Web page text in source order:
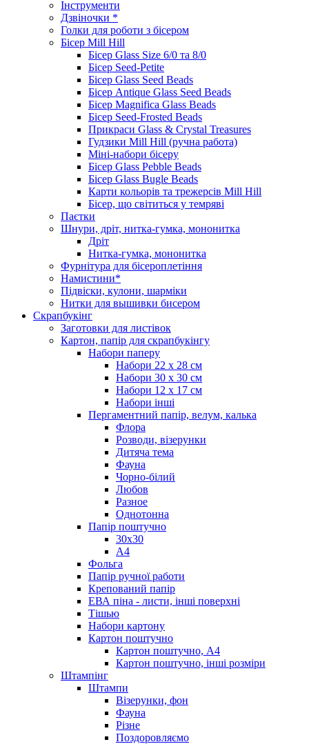
Інструменти
Дзвіночки *
Голки для роботи з бісером
Бісер Mill Hill
Бісер Glass Size 6/0 та 8/0
Бісер Seed-Petite
Бісер Glass Seed Beads
Бісер Antique Glass Seed Beads
Бісер Magnifica Glass Beads
Бісер Seed-Frosted Beads
Прикраси Glass & Crystal Treasures
Гудзики Mill Hill (ручна работа)
Міні-набори бісеру
Бісер Glass Pebble Beads
Бісер Glass Bugle Beads
Карти кольорів та трежерсів Mill Hill
Бісер, що світиться у темряві
Паєтки
Шнури, дріт, нитка-гумка, мононитка
Дріт
Нитка-гумка, мононитка
Фурнітура для бісероплетіння
Намистини*
Підвіски, кулони, шарміки
Нитки для вышивки бисером
Скрапбукінг
Заготовки для листівок
Картон, папір для скрапбукінгу
Набори паперу
Набори 22 х 28 см
Набори 30 х 30 см
Набори 12 х 17 см
Набори інші
Пергаментний папір, велум, калька
Флора
Розводи, візерунки
Дитяча тема
Фауна
Чорно-білий
Любов
Разное
Однотонна
Папір поштучно
30х30
А4
Фольга
Папір ручної работи
Крепований папір
ЕВА піна - листи, інші поверхні
Тішью
Набори картону
Картон поштучно
Картон поштучно, А4
Картон поштучно, інші розміри
Штампінг
Штампи
Візерунки, фон
Фауна
Різне
Поздоровляємо